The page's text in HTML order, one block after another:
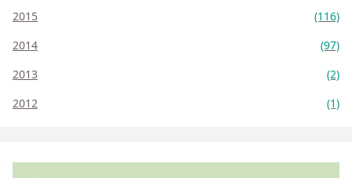
2015
(116)
2014
(97)
2013
(2)
2012
(1)